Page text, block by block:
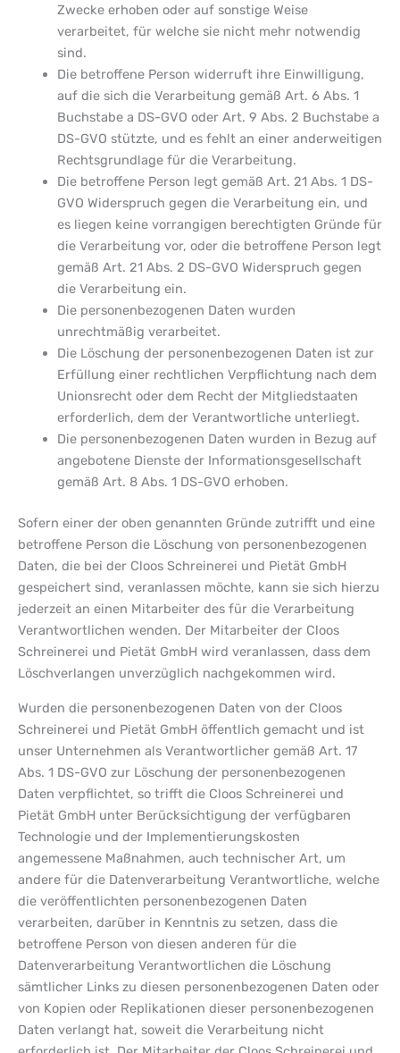
Zwecke erhoben oder auf sonstige Weise
verarbeitet, für welche sie nicht mehr notwendig
sind.
Die betroffene Person widerruft ihre Einwilligung,
auf die sich die Verarbeitung gemäß Art. 6 Abs. 1
Buchstabe a DS-GVO oder Art. 9 Abs. 2 Buchstabe a
DS-GVO stützte, und es fehlt an einer anderweitigen
Rechtsgrundlage für die Verarbeitung.
Die betroffene Person legt gemäß Art. 21 Abs. 1 DS-
GVO Widerspruch gegen die Verarbeitung ein, und
es liegen keine vorrangigen berechtigten Gründe für
die Verarbeitung vor, oder die betroffene Person legt
gemäß Art. 21 Abs. 2 DS-GVO Widerspruch gegen
die Verarbeitung ein.
Die personenbezogenen Daten wurden
unrechtmäßig verarbeitet.
Die Löschung der personenbezogenen Daten ist zur
Erfüllung einer rechtlichen Verpflichtung nach dem
Unionsrecht oder dem Recht der Mitgliedstaaten
erforderlich, dem der Verantwortliche unterliegt.
Die personenbezogenen Daten wurden in Bezug auf
angebotene Dienste der Informationsgesellschaft
gemäß Art. 8 Abs. 1 DS-GVO erhoben.
Sofern einer der oben genannten Gründe zutrifft und eine
betroffene Person die Löschung von personenbezogenen
Daten, die bei der Cloos Schreinerei und Pietät GmbH
gespeichert sind, veranlassen möchte, kann sie sich hierzu
jederzeit an einen Mitarbeiter des für die Verarbeitung
Verantwortlichen wenden. Der Mitarbeiter der Cloos
Schreinerei und Pietät GmbH wird veranlassen, dass dem
Löschverlangen unverzüglich nachgekommen wird.
Wurden die personenbezogenen Daten von der Cloos
Schreinerei und Pietät GmbH öffentlich gemacht und ist
unser Unternehmen als Verantwortlicher gemäß Art. 17
Abs. 1 DS-GVO zur Löschung der personenbezogenen
Daten verpflichtet, so trifft die Cloos Schreinerei und
Pietät GmbH unter Berücksichtigung der verfügbaren
Technologie und der Implementierungskosten
angemessene Maßnahmen, auch technischer Art, um
andere für die Datenverarbeitung Verantwortliche, welche
die veröffentlichten personenbezogenen Daten
verarbeiten, darüber in Kenntnis zu setzen, dass die
betroffene Person von diesen anderen für die
Datenverarbeitung Verantwortlichen die Löschung
sämtlicher Links zu diesen personenbezogenen Daten oder
von Kopien oder Replikationen dieser personenbezogenen
Daten verlangt hat, soweit die Verarbeitung nicht